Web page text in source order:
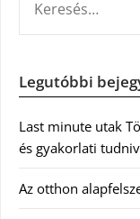
Legutóbbi
Last minute utak
és gyakorlati
Az otthon